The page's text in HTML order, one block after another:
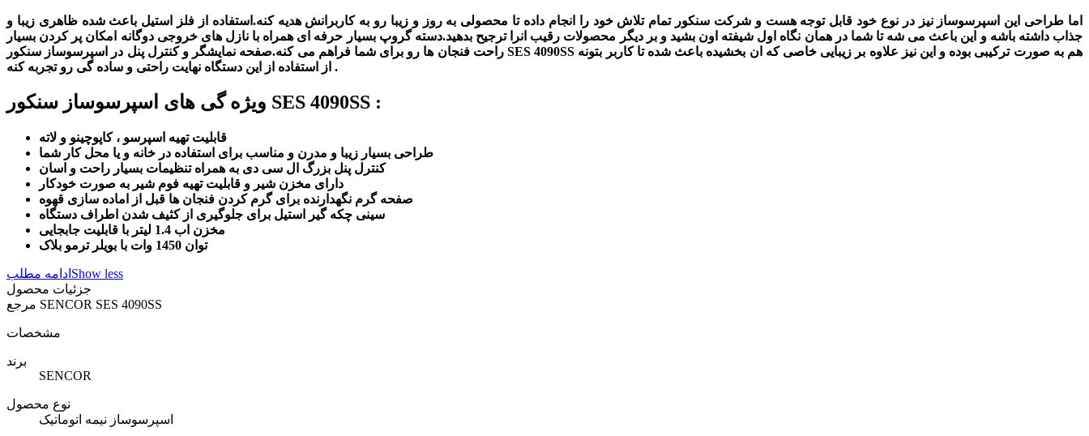
اما طراحی این اسپرسوساز نیز در نوع خود قابل توجه هست و شرکت سنکور تمام تلاش خود را انجام داده تا محصولی به روز و زیبا رو به کاربرانش هدیه کنه.استفاده از فلز استیل باعث شده ظاهری زیبا و
جذاب داشته باشه و این باعث می شه تا شما در همان نگاه اول شیفته اون بشید و بر دیگر محصولات رقیب انرا ترجیح بدهید.دسته گروپ بسیار حرفه ای همراه با نازل های خروجی دوگانه امکان پر کردن بسیار
راحت فنجان ها رو برای شما فراهم می کنه.صفحه نمایشگر و کنترل پنل در اسپرسوساز سنکور SES 4090SS هم به صورت ترکیبی بوده و این نیز علاوه بر زیبایی خاصی که ان بخشیده باعث شده تا کاربر بتونه
از استفاده از این دستگاه نهایت راحتی و ساده گی رو تجربه کنه .
ویژه گی های اسپرسوساز سنکور SES 4090SS :
قابلیت تهیه اسپرسو ، کاپوچینو و لاته
طراحی بسیار زیبا و مدرن و مناسب برای استفاده در خانه و یا محل کار شما
کنترل پنل بزرگ ال سی دی به همراه تنظیمات بسیار راحت و اسان
دارای مخزن شیر و قابلیت تهیه فوم شیر به صورت خودکار
صفحه گرم نگهدارنده برای گرم کردن فنجان ها قبل از اماده سازی قهوه
سینی چکه گیر استیل برای جلوگیری از کثیف شدن اطراف دستگاه
مخزن اب 1.4 لیتر با قابلیت جابجایی
توان 1450 وات با بویلر ترمو بلاک
ادامه مطلب Show less
جزئیات محصول
SENCOR SES 4090SS
مشخصات
برند
SENCOR
نوع محصول
اسپرسوساز نیمه اتوماتیک